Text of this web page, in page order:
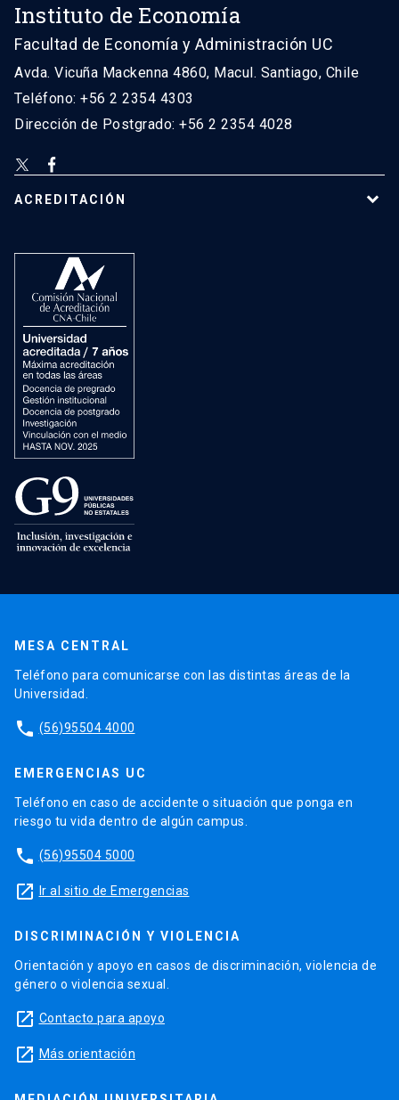
Instituto de Economía
Facultad de Economía y Administración UC
Avda. Vicuña Mackenna 4860, Macul. Santiago, Chile
Teléfono: +56 2 2354 4303
Dirección de Postgrado: +56 2 2354 4028
ACREDITACIÓN
MESA CENTRAL
Teléfono para comunicarse con las distintas áreas de la
Universidad.
phone (56)95504 4000
EMERGENCIAS UC
Teléfono en caso de accidente o situación que ponga en
riesgo tu vida dentro de algún campus.
phone (56)95504 5000
launch Ir al sitio de Emergencias
DISCRIMINACIÓN Y VIOLENCIA
Orientación y apoyo en casos de discriminación, violencia de
género o violencia sexual.
launch Contacto para apoyo
launch Más orientación